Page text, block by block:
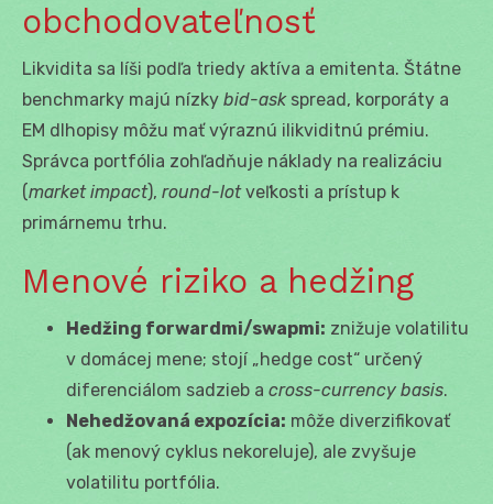
obchodovateľnosť
Likvidita sa líši podľa triedy aktíva a emitenta. Štátne
benchmarky majú nízky bid-askspread, korporáty a
EM dlhopisy môžu mať výraznú ilikviditnú prémiu.
Správca portfólia zohľadňuje náklady na realizáciu
(market impact), round-lotveľkosti a prístup k
primárnemu trhu.
Menové riziko a hedžing
Hedžing forwardmi/swapmi: znižuje volatilitu
v domácej mene; stojí „hedge cost“ určený
diferenciálom sadzieb a cross-currency basis.
Nehedžovaná expozícia: môže diverzifikovať
(ak menový cyklus nekoreluje), ale zvyšuje
volatilitu portfólia.